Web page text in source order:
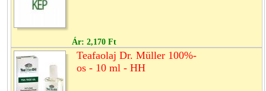
Ár: 2,170 Ft
Teafaolaj Dr. Müller 100%-
os - 10 ml - HH